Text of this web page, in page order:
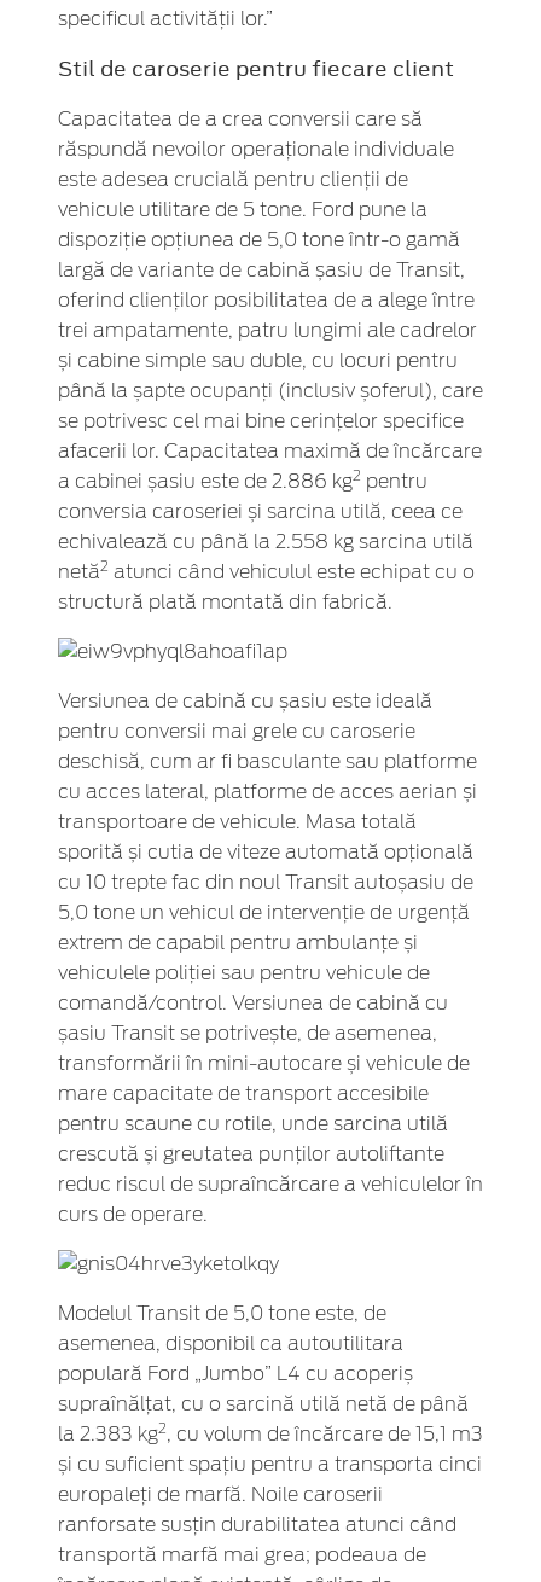
specificul activității lor.”
Stil de caroserie pentru fiecare client
Capacitatea de a crea conversii care să
răspundă nevoilor operaționale individuale
este adesea crucială pentru clienții de
vehicule utilitare de 5 tone. Ford pune la
dispoziție opțiunea de 5,0 tone într-o gamă
largă de variante de cabină șasiu de Transit,
oferind clienților posibilitatea de a alege între
trei ampatamente, patru lungimi ale cadrelor
și cabine simple sau duble, cu locuri pentru
până la șapte ocupanți (inclusiv șoferul), care
se potrivesc cel mai bine cerințelor specifice
afacerii lor. Capacitatea maximă de încărcare
a cabinei șasiu este de 2.886 kg2 pentru
conversia caroseriei și sarcina utilă, ceea ce
echivalează cu până la 2.558 kg sarcina utilă
netă 2 atunci când vehiculul este echipat cu o
structură plată montată din fabrică.
Versiunea de cabină cu șasiu este ideală
pentru conversii mai grele cu caroserie
deschisă, cum ar fi basculante sau platforme
cu acces lateral, platforme de acces aerian și
transportoare de vehicule. Masa totală
sporită și cutia de viteze automată opțională
cu 10 trepte fac din noul Transit autoșasiu de
5,0 tone un vehicul de intervenție de urgență
extrem de capabil pentru ambulanțe și
vehiculele poliției sau pentru vehicule de
comandă/control. Versiunea de cabină cu
șasiu Transit se potrivește, de asemenea,
transformării în mini-autocare și vehicule de
mare capacitate de transport accesibile
pentru scaune cu rotile, unde sarcina utilă
crescută și greutatea punților autoliftante
reduc riscul de supraîncărcare a vehiculelor în
curs de operare.
Modelul Transit de 5,0 tone este, de
asemenea, disponibil ca autoutilitara
populară Ford „Jumbo” L4 cu acoperiș
supraînălțat, cu o sarcină utilă netă de până
la 2.383 kg2, cu volum de încărcare de 15,1 m3
și cu suficient spațiu pentru a transporta cinci
europaleți de marfă. Noile caroserii
ranforsate susțin durabilitatea atunci când
transportă marfă mai grea; podeaua de